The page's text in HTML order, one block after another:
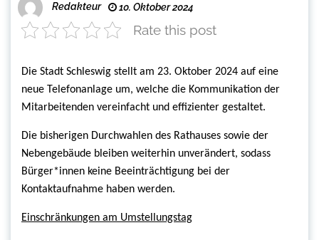
Redakteur 10. Oktober 2024
Rate this post
Die Stadt Schleswig stellt am 23. Oktober 2024 auf eine
neue Telefonanlage um, welche die Kommunikation der
Mitarbeitenden vereinfacht und effizienter gestaltet.
Die bisherigen Durchwahlen des Rathauses sowie der
Nebengebäude bleiben weiterhin unverändert, sodass
Bürger*innen keine Beeinträchtigung bei der
Kontaktaufnahme haben werden.
Einschränkungen am Umstellungstag